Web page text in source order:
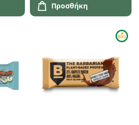
Προσθήκη